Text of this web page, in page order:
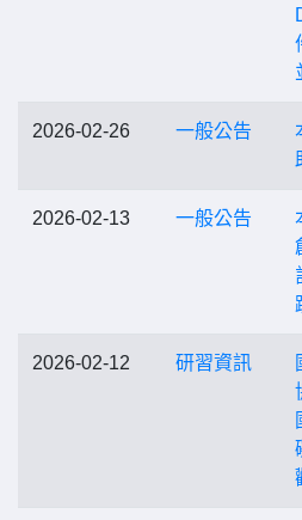
2026-02-26 一般公告
2026-02-13 一般公告
2026-02-12 研習資訊